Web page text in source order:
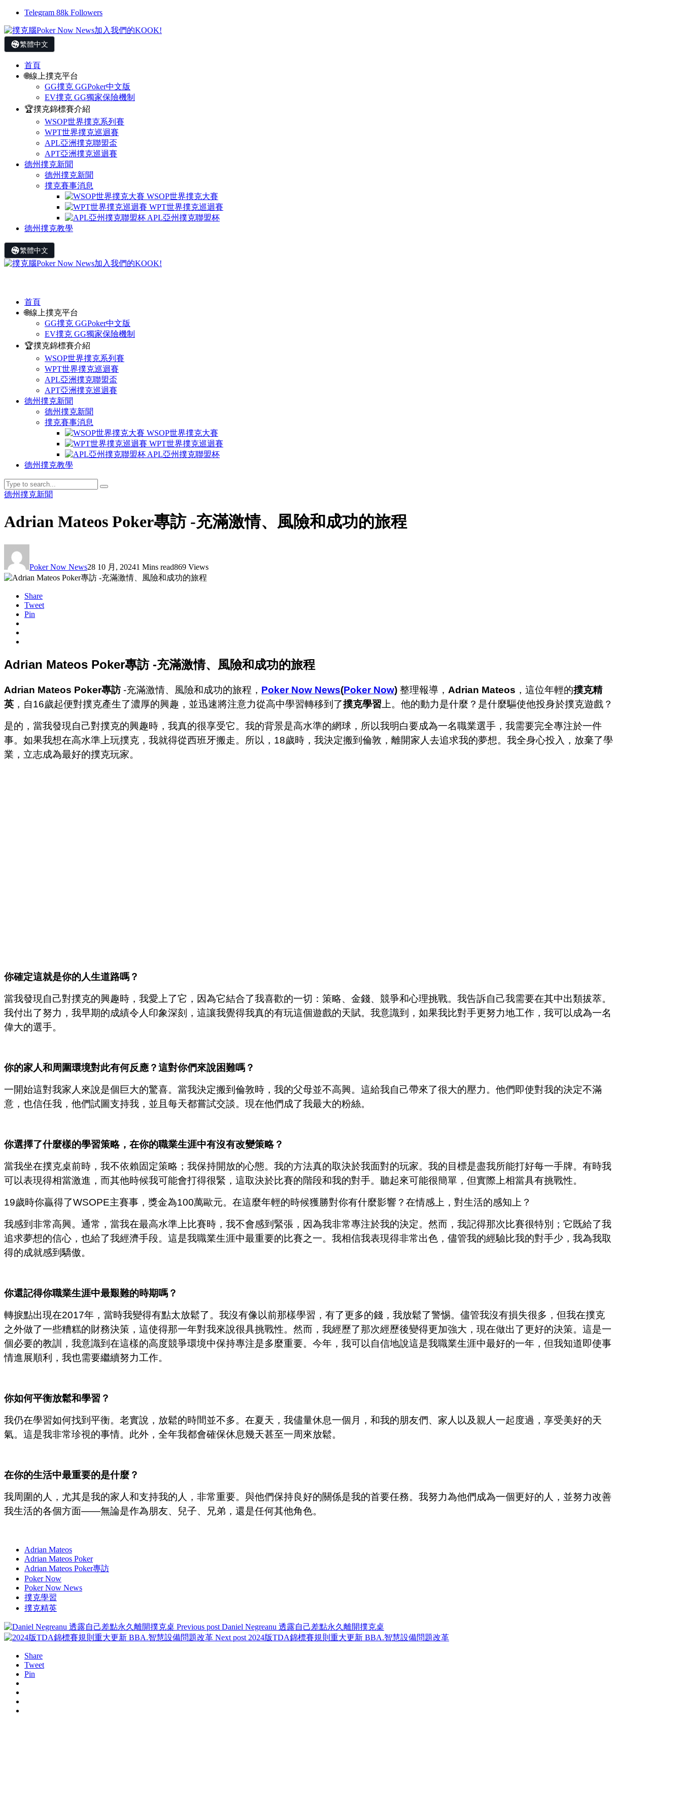
Telegram 88k Followers
繁體中文
首頁
🌐線上撲克平台
GG撲克 GGPoker中文版
EV撲克 GG獨家保險機制
🏆撲克錦標賽介紹
WSOP世界撲克系列賽
WPT世界撲克巡迴賽
APL亞洲撲克聯盟盃
APT亞洲撲克巡迴賽
德州撲克新聞
德州撲克新聞
撲克賽事消息
WSOP世界撲克大賽
WPT世界撲克巡迴賽
APL亞州撲克聯盟杯
德州撲克教學
繁體中文
首頁
🌐線上撲克平台
GG撲克 GGPoker中文版
EV撲克 GG獨家保險機制
🏆撲克錦標賽介紹
WSOP世界撲克系列賽
WPT世界撲克巡迴賽
APL亞洲撲克聯盟盃
APT亞洲撲克巡迴賽
德州撲克新聞
德州撲克新聞
撲克賽事消息
WSOP世界撲克大賽
WPT世界撲克巡迴賽
APL亞州撲克聯盟杯
德州撲克教學
德州撲克新聞
Adrian Mateos Poker專訪 -充滿激情、風險和成功的旅程
Poker Now News28 10 月, 20241 Mins read869 Views
Share
Tweet
Pin
Adrian Mateos Poker專訪 -充滿激情、風險和成功的旅程
Adrian Mateos Poker專訪-充滿激情、風險和成功的旅程， Poker Now News(Poker Now) 整理報導， Adrian Mateos ，這位年輕的撲克精
英 ，自16歲起便對撲克產生了濃厚的興趣，並迅速將注意力從高中學習轉移到了撲克學習 上。他的動力是什麼？是什麼驅使他投身於撲克遊戲？
是的，當我發現自己對撲克的興趣時，我真的很享受它。我的背景是高水準的網球，所以我明白要成為一名職業選手，我需要完全專注於一件
事。如果我想在高水準上玩撲克，我就得從西班牙搬走。所以，18歲時，我決定搬到倫敦，離開家人去追求我的夢想。我全身心投入，放棄了學
業，立志成為最好的撲克玩家。
你確定這就是你的人生道路嗎？
當我發現自己對撲克的興趣時，我愛上了它，因為它結合了我喜歡的一切：策略、金錢、競爭和心理挑戰。我告訴自己我需要在其中出類拔萃。
我付出了努力，我早期的成績令人印象深刻，這讓我覺得我真的有玩這個遊戲的天賦。我意識到，如果我比對手更努力地工作，我可以成為一名
偉大的選手。
你的家人和周圍環境對此有何反應？這對你們來說困難嗎？
一開始這對我家人來說是個巨大的驚喜。當我決定搬到倫敦時，我的父母並不高興。這給我自己帶來了很大的壓力。他們即使對我的決定不滿
意，也信任我，他們試圖支持我，並且每天都嘗試交談。現在他們成了我最大的粉絲。
你選擇了什麼樣的學習策略，在你的職業生涯中有沒有改變策略？
當我坐在撲克桌前時，我不依賴固定策略；我保持開放的心態。我的方法真的取決於我面對的玩家。我的目標是盡我所能打好每一手牌。有時我
可以表現得相當激進，而其他時候我可能會打得很緊，這取決於比賽的階段和我的對手。聽起來可能很簡單，但實際上相當具有挑戰性。
19歲時你贏得了WSOPE主賽事，獎金為100萬歐元。在這麼年輕的時候獲勝對你有什麼影響？在情感上，對生活的感知上？
我感到非常高興。通常，當我在最高水準上比賽時，我不會感到緊張，因為我非常專注於我的決定。然而，我記得那次比賽很特別；它既給了我
追求夢想的信心，也給了我經濟手段。這是我職業生涯中最重要的比賽之一。我相信我表現得非常出色，儘管我的經驗比我的對手少，我為我取
得的成就感到驕傲。
你還記得你職業生涯中最艱難的時期嗎？
轉捩點出現在2017年，當時我變得有點太放鬆了。我沒有像以前那樣學習，有了更多的錢，我放鬆了警惕。儘管我沒有損失很多，但我在撲克
之外做了一些糟糕的財務決策，這使得那一年對我來說很具挑戰性。然而，我經歷了那次經歷後變得更加強大，現在做出了更好的決策。這是一
個必要的教訓，我意識到在這樣的高度競爭環境中保持專注是多麼重要。今年，我可以自信地說這是我職業生涯中最好的一年，但我知道即使事
情進展順利，我也需要繼續努力工作。
你如何平衡放鬆和學習？
我仍在學習如何找到平衡。老實說，放鬆的時間並不多。在夏天，我儘量休息一個月，和我的朋友們、家人以及親人一起度過，享受美好的天
氣。這是我非常珍視的事情。此外，全年我都會確保休息幾天甚至一周來放鬆。
在你的生活中最重要的是什麼？
我周圍的人，尤其是我的家人和支持我的人，非常重要。與他們保持良好的關係是我的首要任務。我努力為他們成為一個更好的人，並努力改善
我生活的各個方面——無論是作為朋友、兒子、兄弟，還是任何其他角色。
Adrian Mateos
Adrian Mateos Poker
Adrian Mateos Poker專訪
Poker Now
Poker Now News
撲克學習
撲克精英
Previous post Daniel Negreanu 透露自己差點永久離開撲克桌
Next post 2024版TDA錦標賽規則重大更新 BBA.智慧設備問題改革
Share
Tweet
Pin